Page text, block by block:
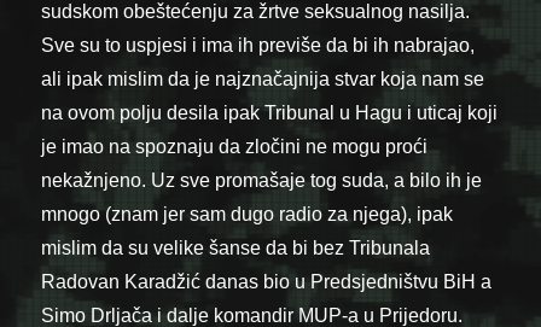
sudskom obeštećenju za žrtve seksualnog nasilja.
Sve su to uspjesi i ima ih previše da bi ih nabrajao,
ali ipak mislim da je najznačajnija stvar koja nam se
na ovom polju desila ipak Tribunal u Hagu i uticaj koji
je imao na spoznaju da zločini ne mogu proći
nekažnjeno. Uz sve promašaje tog suda, a bilo ih je
mnogo (znam jer sam dugo radio za njega), ipak
mislim da su velike šanse da bi bez Tribunala
Radovan Karadžić danas bio u Predsjedništvu BiH a
Simo Drljača i dalje komandir MUP-a u Prijedoru.